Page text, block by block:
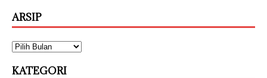
ARSIP
KATEGORI